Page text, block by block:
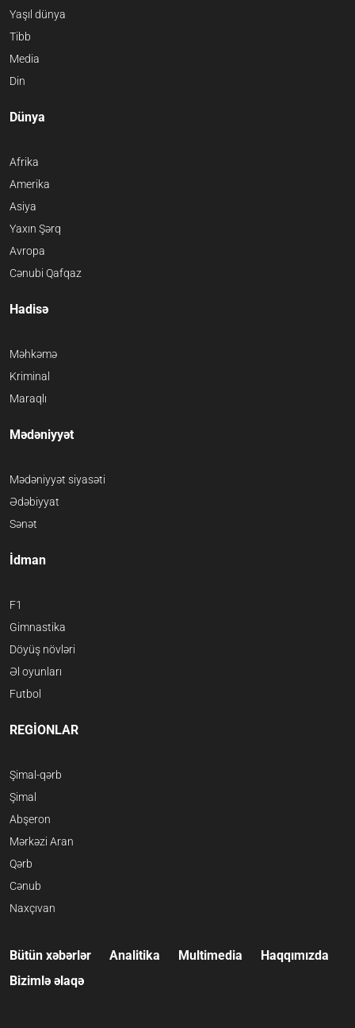
Yaşıl dünya
Tibb
Media
Din
Dünya
Afrika
Amerika
Asiya
Yaxın Şərq
Avropa
Cənubi Qafqaz
Hadisə
Məhkəmə
Kriminal
Maraqlı
Mədəniyyət
Mədəniyyət siyasəti
Ədəbiyyat
Sənət
İdman
F1
Gimnastika
Döyüş növləri
Əl oyunları
Futbol
REGİONLAR
Şimal-qərb
Şimal
Abşeron
Mərkəzi Aran
Qərb
Cənub
Naxçıvan
Bütün xəbərlər Analitika Multimedia
Haqqımızda
Bizimlə əlaqə